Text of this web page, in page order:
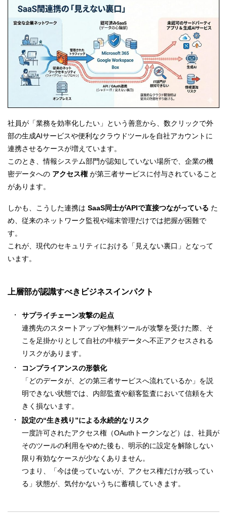
社員が「業務を効率化したい」という善意から、数クリックで外
部の生成AIサービスや便利なクラウドツールを自社アカウントに
連携させるケースが増えています。
このとき、情報システム部門が認知していない場所で、企業の機
密データへの アクセス権が第三者サービスに付与されていること
があります。
しかも、こうした連携は SaaS同士がAPIで直接つながっている た
め、従来のネットワーク監視や端末管理だけでは把握が困難で
す。
これが、現代のセキュリティにおける「見えない裏口」となって
います。
上層部が認識すべきビジネスインパクト
サプライチェーン攻撃の起点
連携先のスタートアップや無料ツールが攻撃を受けた際、そ
こを足掛かりとして自社の中核データへ不正アクセスされる
リスクがあります。
コンプライアンスの形骸化
「どのデータが、どの第三者サービスへ流れているか」を説
明できない状態では、内部監査や顧客監査において信頼を大
きく損ないます。
設定の“生き残り”による永続的なリスク
一度許可されたアクセス権（OAuthトークンなど）は、社員が
そのツールの利用をやめた後も、明示的に設定を解除しない
限り有効なケースが少なくありません。
つまり、「今は使っていないが、アクセス権だけが残ってい
る」状態が、気付かないうちに蓄積していきます。